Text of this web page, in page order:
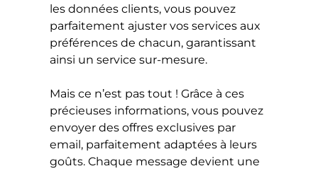
les données clients, vous pouvez
parfaitement ajuster vos services aux
préférences de chacun, garantissant
ainsi un service sur-mesure.
Mais ce n’est pas tout ! Grâce à ces
précieuses informations, vous pouvez
envoyer des offres exclusives par
email, parfaitement adaptées à leurs
goûts. Chaque message devient une